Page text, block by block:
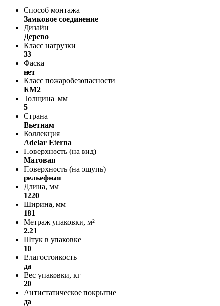
Способ монтажа
Замковое соединение
Дизайн
Дерево
Класс нагрузки
33
Фаска
нет
Класс пожаробезопасности
КМ2
Толщина, мм
5
Страна
Вьетнам
Коллекция
Adelar Eterna
Поверхность (на вид)
Матовая
Поверхность (на ощупь)
рельефная
Длина, мм
1220
Ширина, мм
181
Метраж упаковки, м²
2.21
Штук в упаковке
10
Влагостойкость
да
Вес упаковки, кг
20
Антистатическое покрытие
да